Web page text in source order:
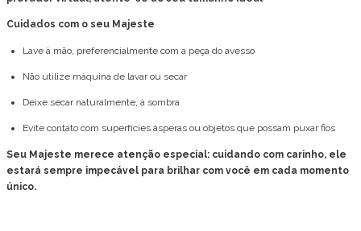
Cuidados com o seu Majeste
Lave à mão, preferencialmente com a peça do avesso
Não utilize máquina de lavar ou secar
Deixe secar naturalmente, à sombra
Evite contato com superfícies ásperas ou objetos que possam puxar fios
Seu Majeste merece atenção especial: cuidando com carinho, ele
estará sempre impecável para brilhar com você em cada momento
único.